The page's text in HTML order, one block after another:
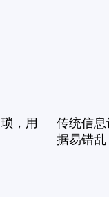
，用
传统信
据易错乱